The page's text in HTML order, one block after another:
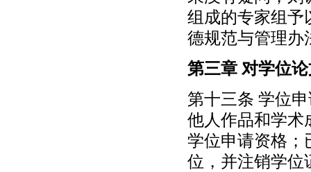
组成的专家组予
德规范与管理办
第三章 对学位
第十三条 学位
他人作品和学术
学位申请资格；
位，并注销学位